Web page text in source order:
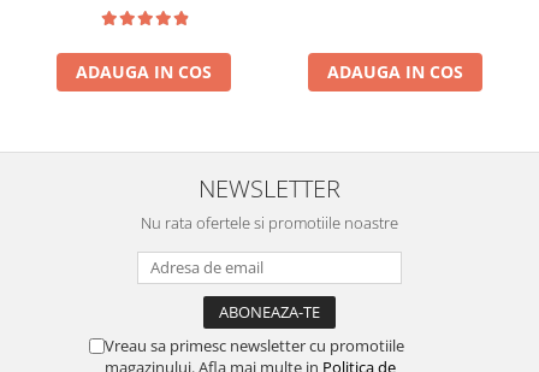
ADAUGA IN COS ADAUGA IN COS
NEWSLETTER
Nu rata ofertele si promotiile noastre
Vreau sa primesc newsletter cu promotiile
magazinului. Afla mai multe in Politica de